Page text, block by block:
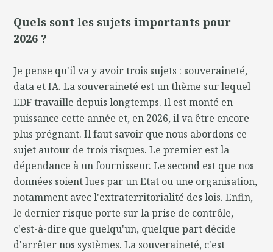
Quels sont les sujets importants pour
2026 ?
Je pense qu'il va y avoir trois sujets : souveraineté,
data et IA. La souveraineté est un thème sur lequel
EDF travaille depuis longtemps. Il est monté en
puissance cette année et, en 2026, il va être encore
plus prégnant. Il faut savoir que nous abordons ce
sujet autour de trois risques. Le premier est la
dépendance à un fournisseur. Le second est que nos
données soient lues par un Etat ou une organisation,
notamment avec l'extraterritorialité des lois. Enfin,
le dernier risque porte sur la prise de contrôle,
c'est-à-dire que quelqu'un, quelque part décide
d'arrêter nos systèmes. La souveraineté, c'est